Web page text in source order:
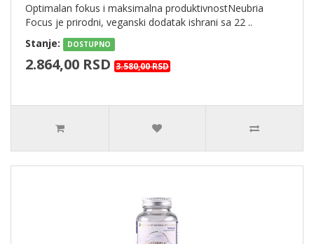
Optimalan fokus i maksimalna produktivnostNeubria
Focus je prirodni, veganski dodatak ishrani sa 22 ..
Stanje:
DOSTUPNO
2.864,00 RSD 3.580,00 RSD